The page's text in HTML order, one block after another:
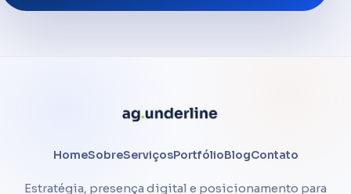
HomeSobreServiçosPortfólioBlogContato
Estratégia, presença digital e posicionamento para